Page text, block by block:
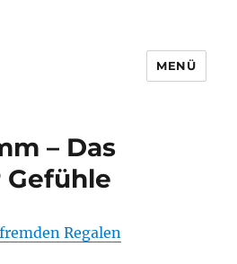
MENÜ
– Das
Regalen